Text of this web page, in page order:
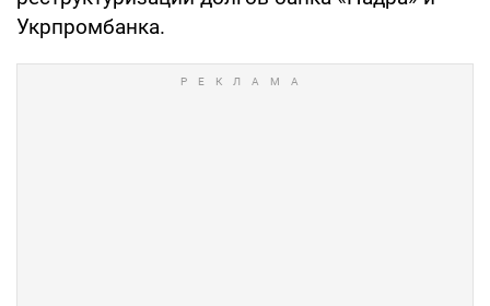
Укрпромбанка.